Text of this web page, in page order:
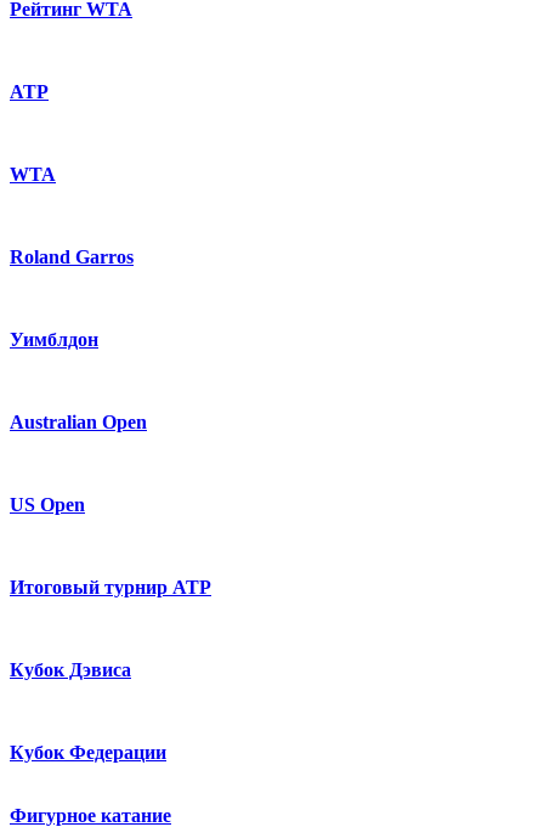
Рейтинг WTA
ATP
WTA
Roland Garros
Уимблдон
Australian Open
US Open
Итоговый турнир ATP
Кубок Дэвиса
Кубок Федерации
Фигурное катание